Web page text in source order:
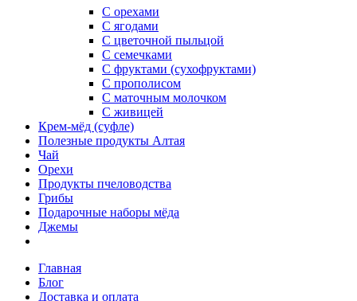
С орехами
С ягодами
С цветочной пыльцой
С семечками
С фруктами (сухофруктами)
С прополисом
С маточным молочком
С живицей
Крем-мёд (суфле)
Полезные продукты Алтая
Чай
Орехи
Продукты пчеловодства
Грибы
Подарочные наборы мёда
Джемы
Главная
Блог
Доставка и оплата